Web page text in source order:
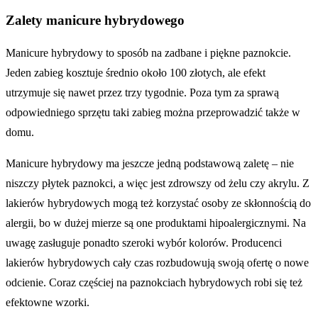
Zalety manicure hybrydowego
Manicure hybrydowy to sposób na zadbane i piękne paznokcie.
Jeden zabieg kosztuje średnio około 100 złotych, ale efekt
utrzymuje się nawet przez trzy tygodnie. Poza tym za sprawą
odpowiedniego sprzętu taki zabieg można przeprowadzić także w
domu.
Manicure hybrydowy ma jeszcze jedną podstawową zaletę – nie
niszczy płytek paznokci, a więc jest zdrowszy od żelu czy akrylu. Z
lakierów hybrydowych mogą też korzystać osoby ze skłonnością do
alergii, bo w dużej mierze są one produktami hipoalergicznymi. Na
uwagę zasługuje ponadto szeroki wybór kolorów. Producenci
lakierów hybrydowych cały czas rozbudowują swoją ofertę o nowe
odcienie. Coraz częściej na paznokciach hybrydowych robi się też
efektowne wzorki.